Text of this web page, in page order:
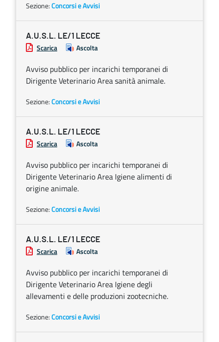
Sezione:Concorsi e Avvisi
A.U.S.L. LE/1 LECCE
Scarica Ascolta
Avviso pubblico per incarichi temporanei di
Dirigente Veterinario Area sanità animale.
Sezione:Concorsi e Avvisi
A.U.S.L. LE/1 LECCE
Scarica Ascolta
Avviso pubblico per incarichi temporanei di
Dirigente Veterinario Area Igiene alimenti di
origine animale.
Sezione:Concorsi e Avvisi
A.U.S.L. LE/1 LECCE
Scarica Ascolta
Avviso pubblico per incarichi temporanei di
Dirigente Veterinario Area Igiene degli
allevamenti e delle produzioni zootecniche.
Sezione:Concorsi e Avvisi